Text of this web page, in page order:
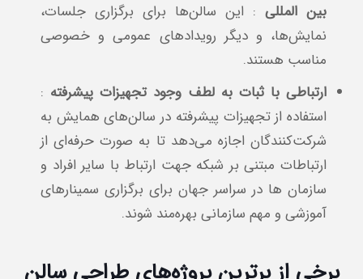
بین المللی : این سالن‌ها برای برگزاری جلسات،
نمایش‌ها، و دیگر رویدادهای عمومی و خصوصی
مناسب هستند.
ارتباطی با ثبات به لطف وجود تجهیزات پیشرفته :
استفاده از تجهیزات پیشرفته در سالن‌های همایش به
شرکت‌کنندگان اجازه می‌دهد تا به صورت حرفه‌ای از
ارتباطات مبتنی بر شبکه جهت ارتباط با سایر افراد و
سازمان ها در سراسر جهان برای برگزاری سمینارهای
آموزشی و مهم سازمانی بهره‌مند شوند.